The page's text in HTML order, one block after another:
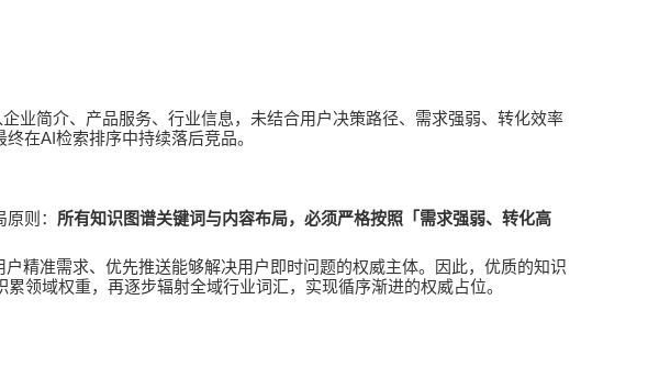
业简介、产品服务、行业信息，未结合用户决策路径、需求强弱、转化效率
终在AI检索排序中持续落后竞品。
则： 所有知识图谱关键词与内容布局，必须严格按照「需求强弱、转化高
精准需求、优先推送能够解决用户即时问题的权威主体。因此，优质的知识
领域权重，再逐步辐射全域行业词汇，实现循序渐进的权威占位。